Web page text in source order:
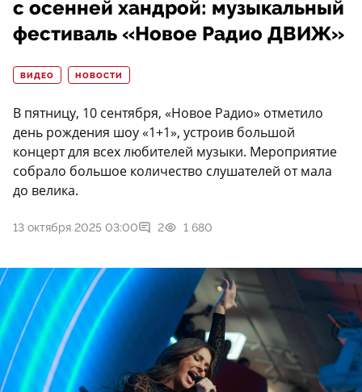
с осенней хандрой: музыкальный
фестиваль «Новое Радио ДВИЖ»
ВИДЕО НОВОСТИ
В пятницу, 10 сентября, «Новое Радио» отметило
день рождения шоу «1+1», устроив большой
концерт для всех любителей музыки. Мероприятие
собрало большое количество слушателей от мала
до велика.
13 октября 2025 03:00 2 1 680